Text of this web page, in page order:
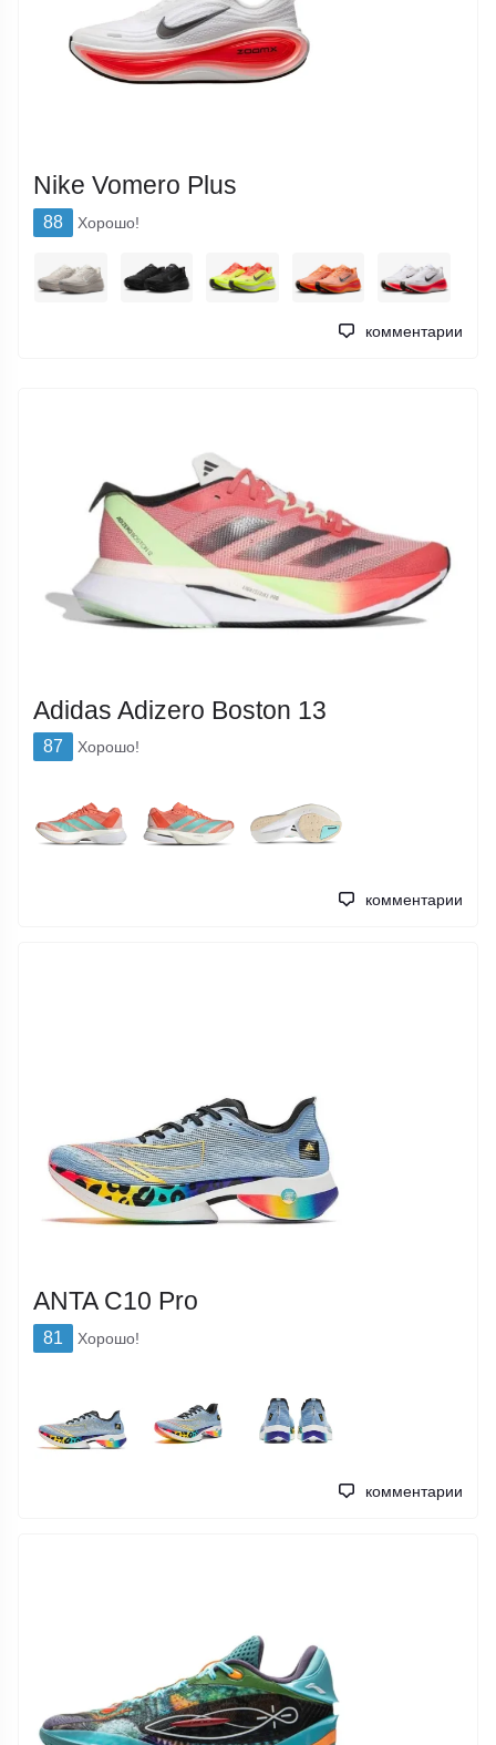
Nike Vomero Plus
88 Хорошо!
комментарии
Adidas Adizero Boston 13
87 Хорошо!
комментарии
ANTA C10 Pro
81 Хорошо!
комментарии